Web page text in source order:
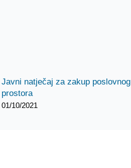
Javni natječaj za zakup poslovnog
prostora
01/10/2021